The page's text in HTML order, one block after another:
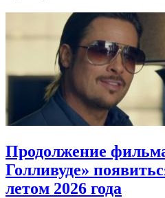
Продолжение
Голливуде»
летом 2026 года